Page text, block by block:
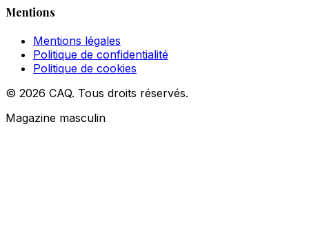
Mentions
Mentions légales
Politique de confidentialité
Politique de cookies
© 2026 CAQ. Tous droits réservés.
Magazine masculin